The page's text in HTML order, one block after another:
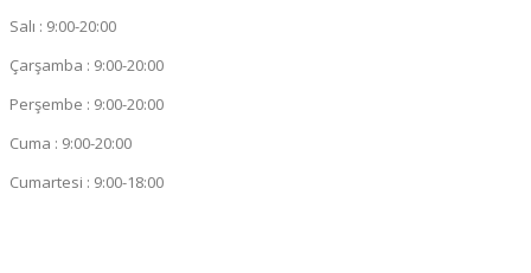
Salı : 9:00-20:00
Çarşamba : 9:00-20:00
Perşembe : 9:00-20:00
Cuma : 9:00-20:00
Cumartesi : 9:00-18:00